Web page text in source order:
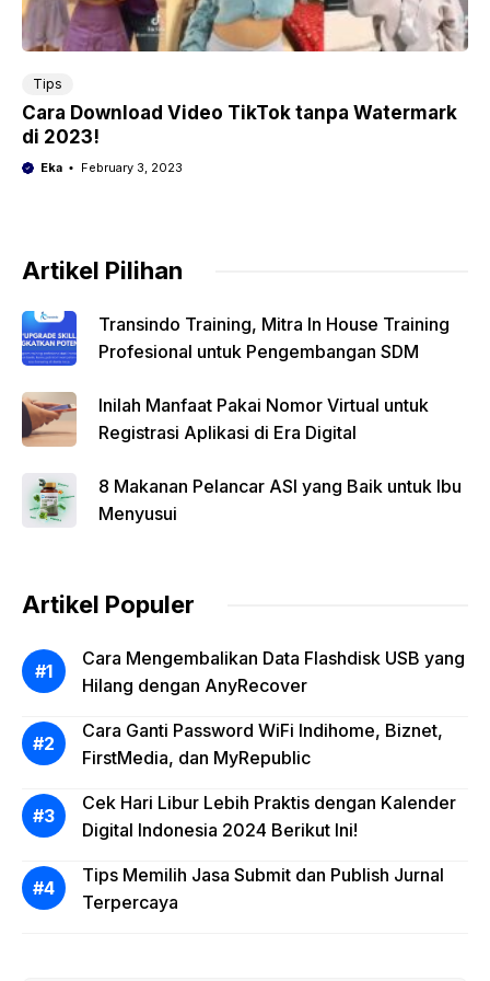
Tips
Cara Download Video TikTok tanpa Watermark
di 2023!
Eka February 3, 2023
Artikel Pilihan
Transindo Training, Mitra In House Training
Profesional untuk Pengembangan SDM
Inilah Manfaat Pakai Nomor Virtual untuk
Registrasi Aplikasi di Era Digital
8 Makanan Pelancar ASI yang Baik untuk Ibu
Menyusui
Artikel Populer
Cara Mengembalikan Data Flashdisk USB yang
Hilang dengan AnyRecover
Cara Ganti Password WiFi Indihome, Biznet,
FirstMedia, dan MyRepublic
Cek Hari Libur Lebih Praktis dengan Kalender
Digital Indonesia 2024 Berikut Ini!
Tips Memilih Jasa Submit dan Publish Jurnal
Terpercaya